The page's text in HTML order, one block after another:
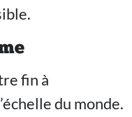
fin à
du monde.